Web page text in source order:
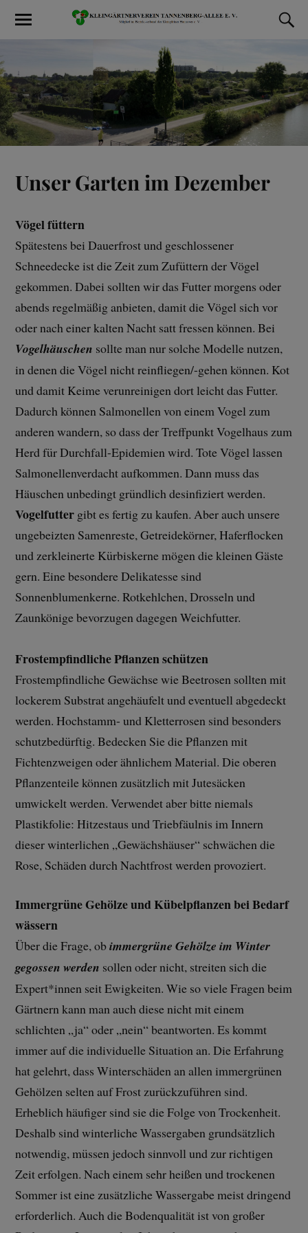
Unser Garten im Dezember
Vögel füttern
Spätestens bei Dauerfrost und geschlossener
Schneedecke ist die Zeit zum Zufüttern der Vögel
gekommen. Dabei sollten wir das Futter morgens oder
abends regelmäßig anbieten, damit die Vögel sich vor
oder nach einer kalten Nacht satt fressen können. Bei
Vogelhäuschen sollte man nur solche Modelle nutzen,
in denen die Vögel nicht reinfliegen/-gehen können. Kot
und damit Keime verunreinigen dort leicht das Futter.
Dadurch können Salmonellen von einem Vogel zum
anderen wandern, so dass der Treffpunkt Vogelhaus zum
Herd für Durchfall-Epidemien wird. Tote Vögel lassen
Salmonellenverdacht aufkommen. Dann muss das
Häuschen unbedingt gründlich desinfiziert werden.
Vogelfutter gibt es fertig zu kaufen. Aber auch unsere
ungebeizten Samenreste, Getreidekörner, Haferflocken
und zerkleinerte Kürbiskerne mögen die kleinen Gäste
gern. Eine besondere Delikatesse sind
Sonnenblumenkerne. Rotkehlchen, Drosseln und
Zaunkönige bevorzugen dagegen Weichfutter.
Frostempfindliche Pflanzen schützen
Frostempfindliche Gewächse wie Beetrosen sollten mit
lockerem Substrat angehäufelt und eventuell abgedeckt
werden. Hochstamm- und Kletterrosen sind besonders
schutzbedürftig. Bedecken Sie die Pflanzen mit
Fichtenzweigen oder ähnlichem Material. Die oberen
Pflanzenteile können zusätzlich mit Jutesäcken
umwickelt werden. Verwendet aber bitte niemals
Plastikfolie: Hitzestaus und Triebfäulnis im Innern
dieser winterlichen „Gewächshäuser“ schwächen die
Rose, Schäden durch Nachtfrost werden provoziert.
Immergrüne Gehölze und Kübelpflanzen bei Bedarf
wässern
Über die Frage, obimmergrüne Gehölze im Winter
gegossen werden sollen oder nicht, streiten sich die
Expert*innen seit Ewigkeiten. Wie so viele Fragen beim
Gärtnern kann man auch diese nicht mit einem
schlichten „ja“ oder „nein“ beantworten. Es kommt
immer auf die individuelle Situation an. Die Erfahrung
hat gelehrt, dass Winterschäden an allen immergrünen
Gehölzen selten auf Frost zurückzuführen sind.
Erheblich häufiger sind sie die Folge von Trockenheit.
Deshalb sind winterliche Wassergaben grundsätzlich
notwendig, müssen jedoch sinnvoll und zur richtigen
Zeit erfolgen. Nach einem sehr heißen und trockenen
Sommer ist eine zusätzliche Wassergabe meist dringend
erforderlich. Auch die Bodenqualität ist von großer